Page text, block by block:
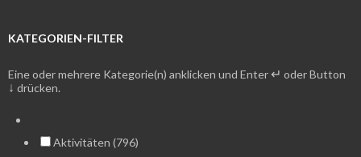
KATEGORIEN-FILTER
Eine oder mehrere Kategorie(n) anklicken und Enter ↵ oder Button
↓ drücken.
Aktivitäten (796)